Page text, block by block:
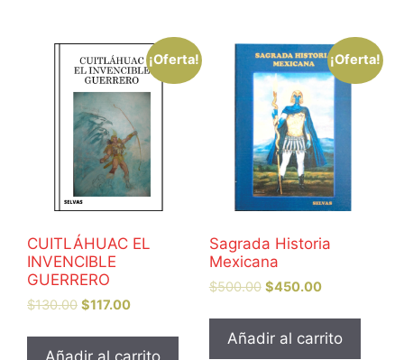
¡Oferta!
CUITLÁHUAC EL
INVENCIBLE
GUERRERO
$130.00 $117.00
¡Oferta!
Sagrada Historia
Mexicana
$500.00 $450.00
Añadir al carrito